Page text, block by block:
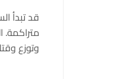
قد تبدأ
وتوزع